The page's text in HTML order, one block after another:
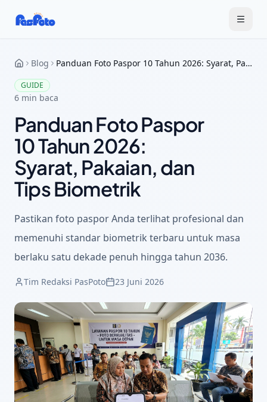
Blog Panduan Foto Paspor 10 Tahun 2026: Syarat, Pakaian, dan Tips Biometrik
GUIDE
6 min baca
Panduan Foto Paspor
10 Tahun 2026:
Syarat, Pakaian, dan
Tips Biometrik
Pastikan foto paspor Anda terlihat profesional dan
memenuhi standar biometrik terbaru untuk masa
berlaku satu dekade penuh hingga tahun 2036.
Tim Redaksi PasPoto 23 Juni 2026